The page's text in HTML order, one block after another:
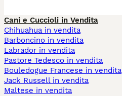
Cani e Cuccioli in Vendita
Chihuahua in vendita
Barboncino in vendita
Labrador in vendita
Pastore Tedesco in vendita
Bouledogue Francese in vendita
Jack Russell in vendita
Maltese in vendita